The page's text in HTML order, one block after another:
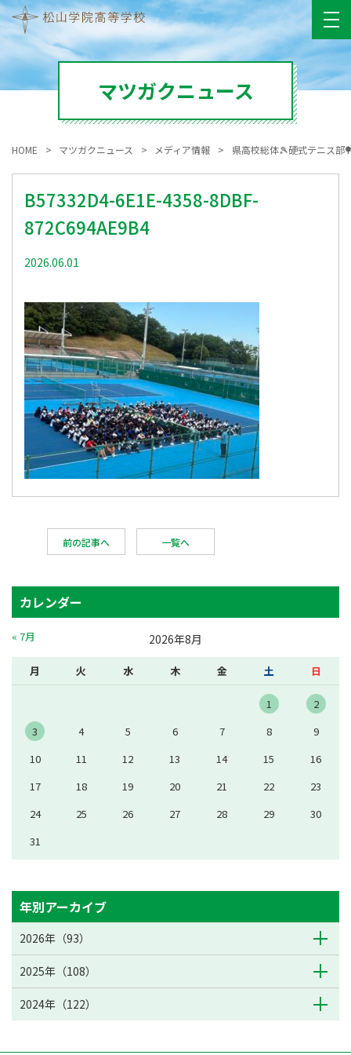
マツガクニュース
HOME マツガクニュース メディア情報 県高校総体🎾硬式テニス
B57332D4-6E1E-4358-8DBF-
872C694AE9B4
2026.06.01
前の記事へ 一覧へ
カレンダー
2026年8月
月 火 水 木 金 土 日
1
2
3
4 5 6 7 8
9
10
11 12 13 14 15
16
17
18 19 20 21 22
23
24
25 26 27 28 29
30
31
« 7月
年別アーカイブ
2026年（93）
2025年（108）
2024年（122）